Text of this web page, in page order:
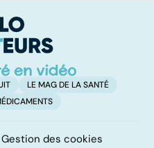
LE MAG DE LA SANTÉ
Gestion des cookies